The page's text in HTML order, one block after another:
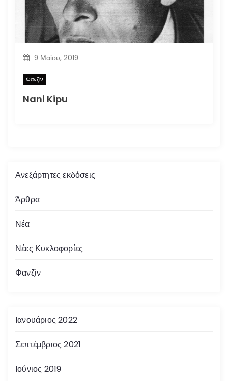
9 Μαΐου, 2019
Φανζίν
Nani Kipu
Ανεξάρτητες εκδόσεις
Άρθρα
Νέα
Νέες Κυκλοφορίες
Φανζίν
Ιανουάριος 2022
Σεπτέμβριος 2021
Ιούνιος 2019